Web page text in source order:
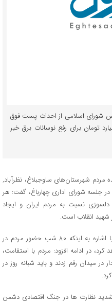
شورای اسلامی از احداث پست فوق
چهارباغ با اعتبار ملی ۳۵۰ میلیارد تومان برای رفع نوسانات برق خبر
مردم شهرستان‌های ساوجبلاغ، نظرآباد,
جلسه شورای اداری چهارباغ، گفت: هر
نسبت به مردم ایران و ایجاد
شهید انقلاب است.
نماینده چهارباغ در مجلس شورای اسلامی با اشاره به اینکه ۸۰ شب حضور مردم در
در ادامه افزود: مردم با استقامت،
رقم زدند و باید شبانه روز در
نظارت ها در جنگ اقتصادی دشمن